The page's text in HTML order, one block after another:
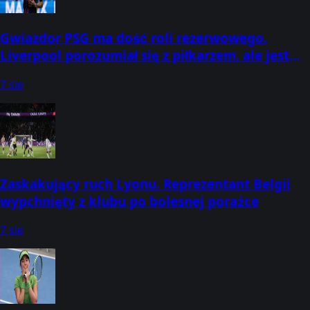
Gwiazdor PSG ma dość roli rezerwowego.
Liverpool porozumiał się z piłkarzem, ale jest
7 sie
Zaskakujący ruch Lyonu. Reprezentant Belgii
wypchnięty z klubu po bolesnej porażce
7 sie